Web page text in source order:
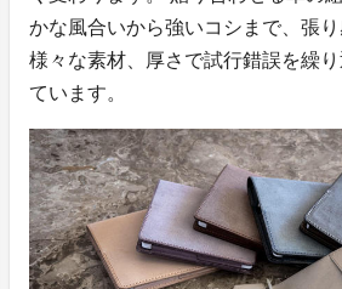
かな風合いから強いコシまで、張り
様々な素材、厚さで試行錯誤を繰
ています。